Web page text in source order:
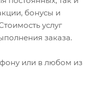
бонусы и
услуг
заказа.
или в любом из